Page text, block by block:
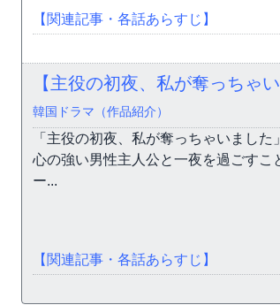
【関連記事・各話あらすじ】
【主役の初夜、私が奪っちゃ
韓国ドラマ（作品紹介）
「主役の初夜、私が奪っちゃいまし
心の強い男性主人公と一夜を過ごすこ
ー...
【関連記事・各話あらすじ】